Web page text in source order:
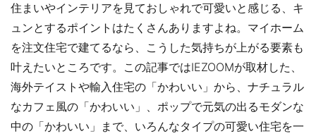
住まいやインテリアを見ておしゃれで可愛い​と感じる、キ
ュンとするポイントはたくさんありますよね。マイホーム
を注文住宅で建てるなら、こうした気持ちが上がる要素も
叶えたいところです。この記事ではIEZOOMが取材した、
海外テイストや輸入住宅の「かわいい」から、ナチュラル
なカフェ風の「かわいい」、ポップで元気の出るモダンな
中の「かわいい」まで、いろんなタイプの可愛い住宅を一